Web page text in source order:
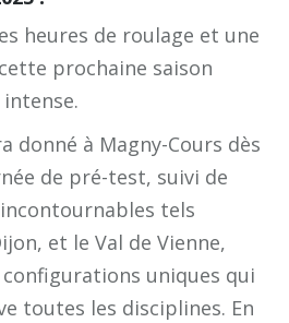
heures de roulage et une
prochaine saison
intense.
donné à Magny-Cours dès
de pré-test, suivi de
tels
et le Val de Vienne,
uniques qui
toutes les disciplines. En